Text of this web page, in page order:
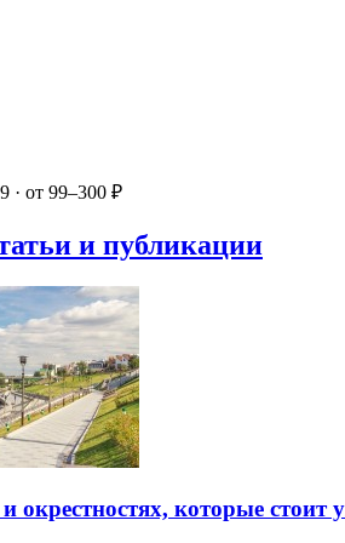
· от 99–300 ₽
и публикации
окрестностях, которые стоит